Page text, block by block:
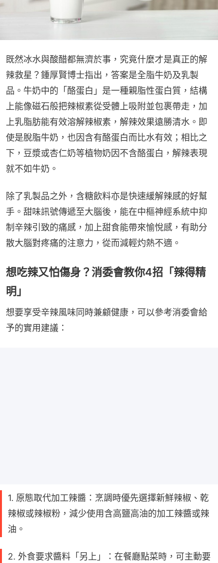
既然冰水與酸醋都無濟於事，究竟什麼才是真正的解
辣救星？鍾厚賢博士指出，答案是全脂牛奶及乳製
品。牛奶中的「酪蛋白」是一種親脂性蛋白質，結構
上能像磁石般把辣椒素從受體上吸附並包裹帶走，加
上乳脂肪能有效溶解辣椒素，解辣效果遠勝清水。即
使是脫脂牛奶，也因含有酪蛋白而比水有效；相比之
下，豆漿或杏仁奶等植物奶因不含酪蛋白，解辣表現
就不如牛奶。
除了乳製品之外，含糖飲料亦是快速緩解辣感的好幫
手。甜味訊號傳遞至大腦後，能在中樞神經系統中抑
制辛辣引致的痛感，加上甜食能帶來愉悅感，有助分
散大腦對疼痛的注意力，從而減輕灼熱不適。
想吃辣又怕傷身？消委會教你4招「辣得精
明」
想要享受辛辣風味同時兼顧健康，可以參考消委會給
予的實用建議：
1. 原態取代加工辣醬：烹調時優先選擇新鮮辣椒、乾
辣椒或辣椒粉，減少使用含高鹽高油的加工辣醬或辣
油。
2. 外食要求醬料「另上」：在餐廳點菜時，可主動要